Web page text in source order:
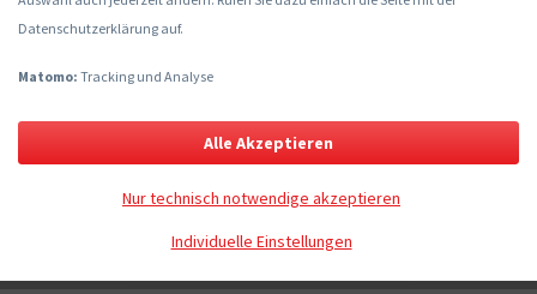
Datenschutzerklärung auf.
Matomo: Tracking und Analyse
Individuelle Einstellungen
Nur technisch notwendige akzeptieren
Alle Akzeptieren